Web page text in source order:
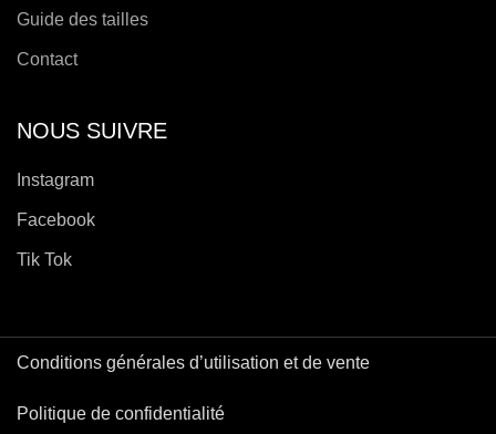
Guide des tailles
Contact
NOUS SUIVRE
Instagram
Facebook
Tik Tok
Conditions générales d’utilisation et de vente
Politique de confidentialité